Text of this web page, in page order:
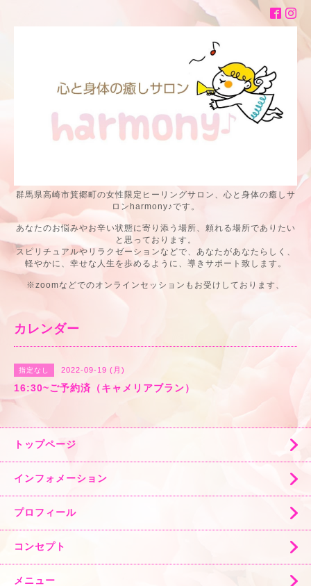
群馬県高崎市箕郷町の女性限定ヒーリングサロン、心と身体の癒しサ
ロンharmony♪です。
あなたのお悩みやお辛い状態に寄り添う場所、頼れる場所でありたい
と思っております。
スピリチュアルやリラクゼーションなどで、あなたがあなたらしく、
軽やかに、幸せな人生を歩めるように、導きサポート致します。
※zoomなどでのオンラインセッションもお受けしております、
カレンダー
指定なし 2022-09-19 (月)
16:30~ご予約済（キャメリアブラン）
トップページ
インフォメーション
プロフィール
コンセプト
メニュー